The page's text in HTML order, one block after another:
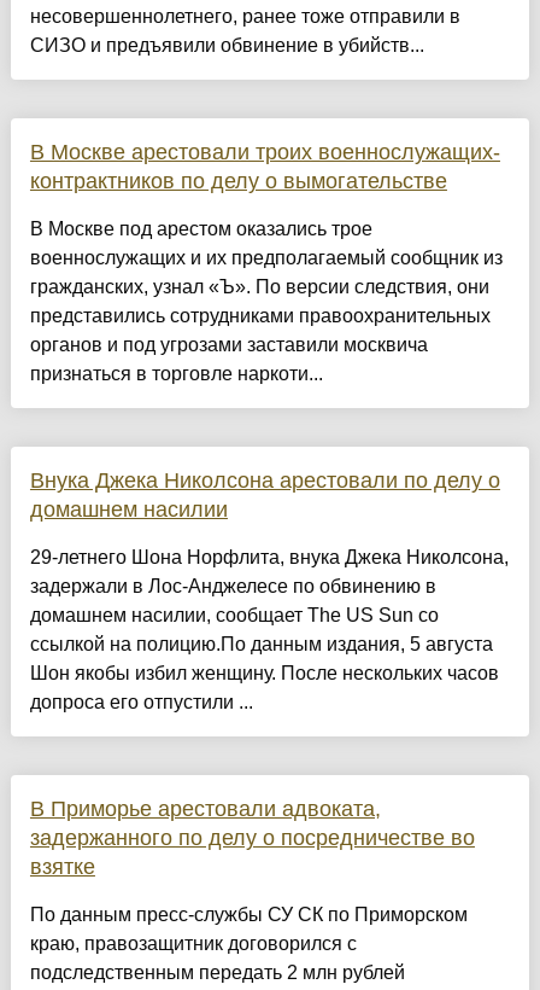
несовершеннолетнего, ранее тоже отправили в
СИЗО и предъявили обвинение в убийств...
В Москве арестовали троих военнослужащих-
контрактников по делу о вымогательстве
В Москве под арестом оказались трое
военнослужащих и их предполагаемый сообщник из
гражданских, узнал «Ъ». По версии следствия, они
представились сотрудниками правоохранительных
органов и под угрозами заставили москвича
признаться в торговле наркоти...
Внука Джека Николсона арестовали по делу о
домашнем насилии
29-летнего Шона Норфлита, внука Джека Николсона,
задержали в Лос-Анджелесе по обвинению в
домашнем насилии, сообщает The US Sun со
ссылкой на полицию.По данным издания, 5 августа
Шон якобы избил женщину. После нескольких часов
допроса его отпустили ...
В Приморье арестовали адвоката,
задержанного по делу о посредничестве во
взятке
По данным пресс-службы СУ СК по Приморском
краю, правозащитник договорился с
подследственным передать 2 млн рублей